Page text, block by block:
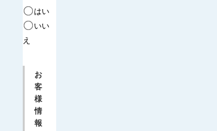
はい
いい
え
お
客
様
情
報